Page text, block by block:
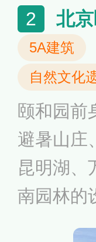
2 北
5A建筑
自然文化
颐和园前
避暑山庄
昆明湖、
南园林的
借景周